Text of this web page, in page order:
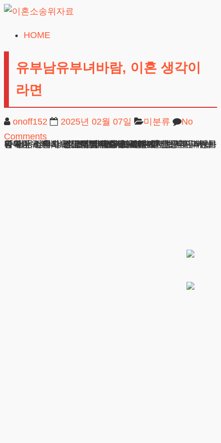
Skip
content
혼
위
자
료
HOME
유부남유부녀바람, 이혼 생각이
라면
onoff152 2025년 02월 07일 미분류
No
Comments
유부남유부녀바람 입증되면 재판상 이혼청구가 가능합니다. 상대방의 부정한 행위로 인한 혼인관계 파탄은 명확한 이혼사유가 됩니다. 재판과정에서는 혼인파탄의 책임소재와 정도에 따라 위자료가 결정됩니다. 전화나 방문상담으로 구체적인 내용을 검토해보시기 바랍니다. 상호 : 법무법인 테헤란
사업자 : 589-86-01340
대표자 : 이수학
주소 : 서울시 강남구 테헤란로 420, KT선릉타워West 9층
광고책임변호사 : 이수학